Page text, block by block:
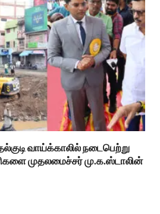
வாய்க்காலில் நடைபெற்று
முதலமைச்சர் மு.க.ஸ்டாலின்